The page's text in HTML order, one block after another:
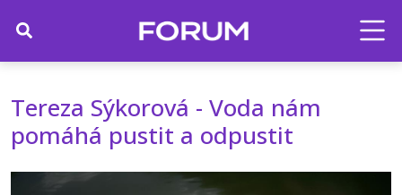
Tereza Sýkorová - Voda nám
pomáhá pustit a odpustit